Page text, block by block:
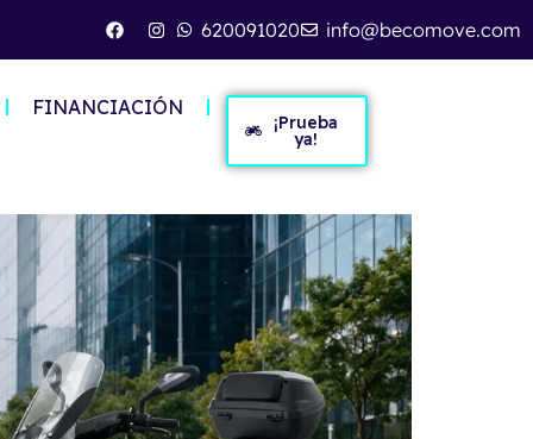
620091020 info@becomove.com
FINANCIACIÓN
¡Prueba
ya!